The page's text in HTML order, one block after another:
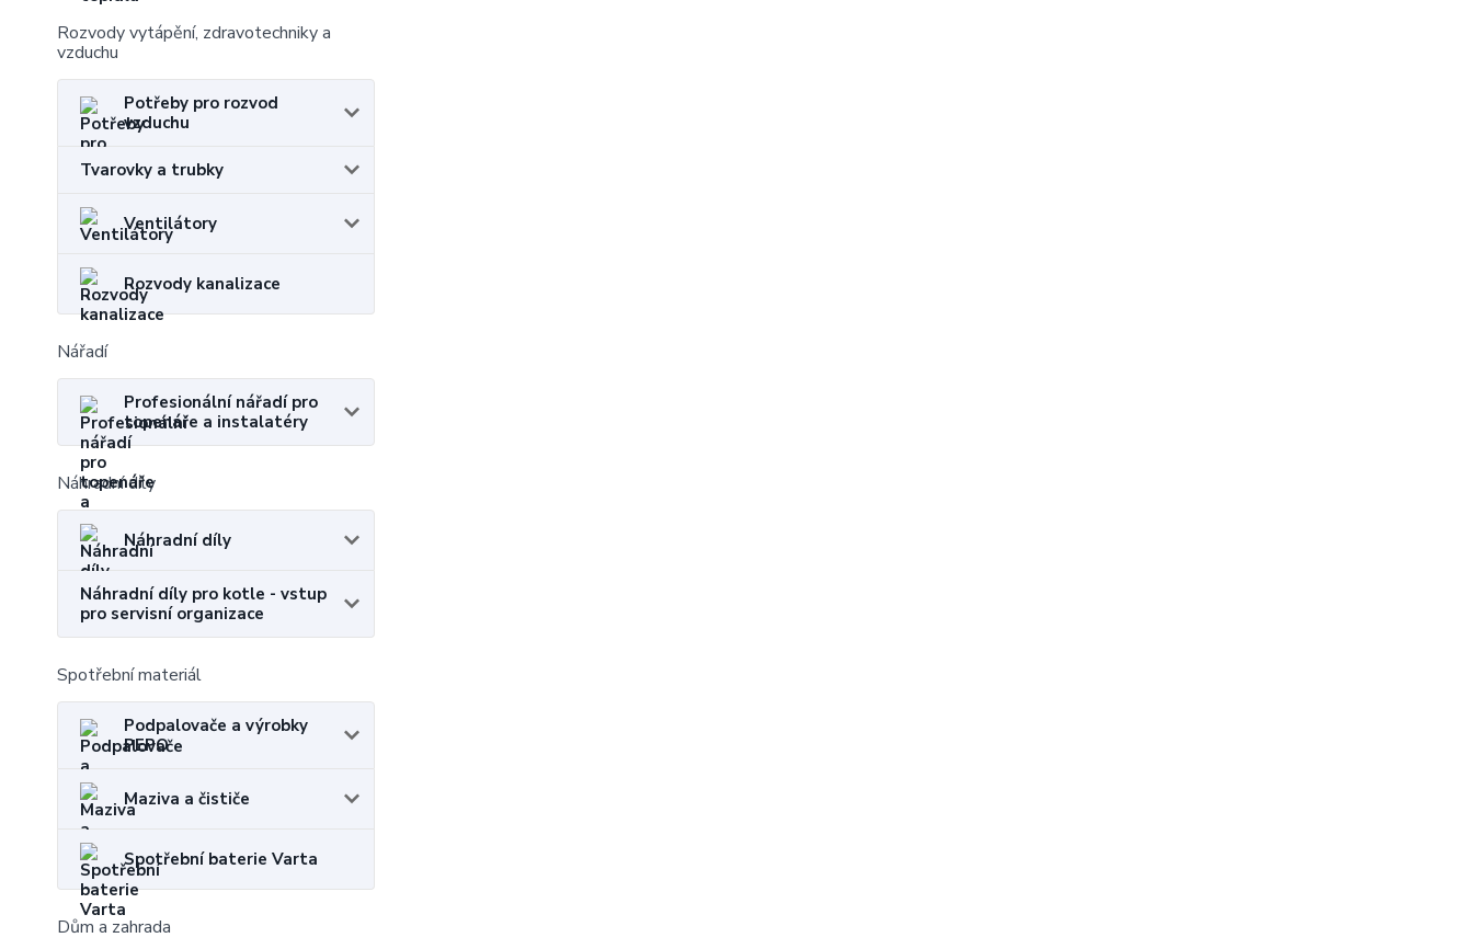
Rozvody vytápění, zdravotechniky a
vzduchu
Potřeby pro rozvod
vzduchu
Tvarovky a trubky
Ventilátory
Rozvody kanalizace
Nářadí
Profesionální nářadí pro
topenáře a instalatéry
Náhradní díly
Náhradní díly
Náhradní díly pro kotle - vstup
pro servisní organizace
Spotřební materiál
Podpalovače a výrobky
PEPO
Maziva a čističe
Spotřební baterie Varta
Dům a zahrada